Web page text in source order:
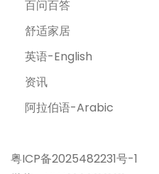
百问百答
舒适家居
英语-English
资讯
阿拉伯语-Arabic
粤ICP备2025482231号-1